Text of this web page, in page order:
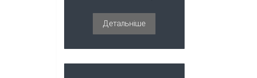
мацератори
Якірні лебідки
Вимірювальні прилади
Детальніше